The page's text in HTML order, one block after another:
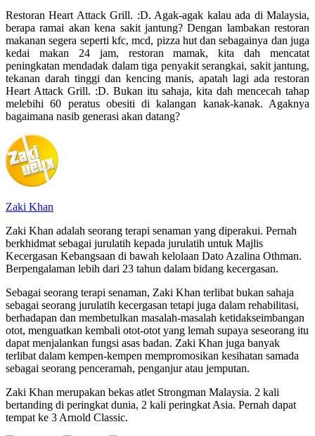
Restoran Heart Attack Grill. :D. Agak-agak kalau ada di Malaysia,
berapa ramai akan kena sakit jantung? Dengan lambakan restoran
makanan segera seperti kfc, mcd, pizza hut dan sebagainya dan juga
kedai makan 24 jam, restoran mamak, kita dah mencatat
peningkatan mendadak dalam tiga penyakit serangkai, sakit jantung,
tekanan darah tinggi dan kencing manis, apatah lagi ada restoran
Heart Attack Grill. :D. Bukan itu sahaja, kita dah mencecah tahap
melebihi 60 peratus obesiti di kalangan kanak-kanak. Agaknya
bagaimana nasib generasi akan datang?
Zaki Khan
Zaki Khan adalah seorang terapi senaman yang diperakui. Pernah
berkhidmat sebagai jurulatih kepada jurulatih untuk Majlis
Kecergasan Kebangsaan di bawah kelolaan Dato Azalina Othman.
Berpengalaman lebih dari 23 tahun dalam bidang kecergasan.
Sebagai seorang terapi senaman, Zaki Khan terlibat bukan sahaja
sebagai seorang jurulatih kecergasan tetapi juga dalam rehabilitasi,
berhadapan dan membetulkan masalah-masalah ketidakseimbangan
otot, menguatkan kembali otot-otot yang lemah supaya seseorang itu
dapat menjalankan fungsi asas badan. Zaki Khan juga banyak
terlibat dalam kempen-kempen mempromosikan kesihatan samada
sebagai seorang penceramah, penganjur atau jemputan.
Zaki Khan merupakan bekas atlet Strongman Malaysia. 2 kali
bertanding di peringkat dunia, 2 kali peringkat Asia. Pernah dapat
tempat ke 3 Arnold Classic.